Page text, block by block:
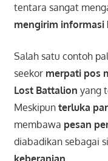
tentara sangat
mengirim informasi
Salah satu contoh
seekor merpati pos
Lost Battalion yang
Meskipun terluka
membawa pesan
diabadikan sebagai
keberanian